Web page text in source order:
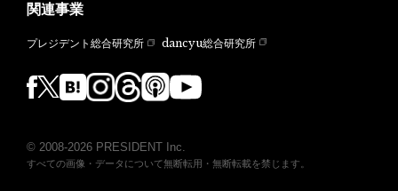
関連事業
プレジデント総合研究所 dancyu総合研究所
© 2008-2026 PRESIDENT Inc.
すべての画像・データについて無断転用・無断転載を禁じます。